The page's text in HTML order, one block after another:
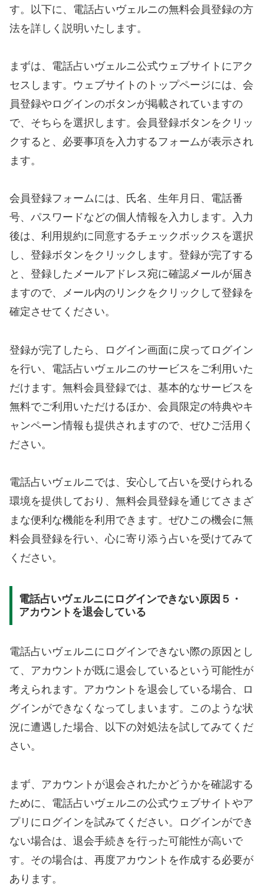
す。以下に、電話占いヴェルニの無料会員登録の方
法を詳しく説明いたします。
まずは、電話占いヴェルニ公式ウェブサイトにアク
セスします。ウェブサイトのトップページには、会
員登録やログインのボタンが掲載されていますの
で、そちらを選択します。会員登録ボタンをクリッ
クすると、必要事項を入力するフォームが表示され
ます。
会員登録フォームには、氏名、生年月日、電話番
号、パスワードなどの個人情報を入力します。入力
後は、利用規約に同意するチェックボックスを選択
し、登録ボタンをクリックします。登録が完了する
と、登録したメールアドレス宛に確認メールが届き
ますので、メール内のリンクをクリックして登録を
確定させてください。
登録が完了したら、ログイン画面に戻ってログイン
を行い、電話占いヴェルニのサービスをご利用いた
だけます。無料会員登録では、基本的なサービスを
無料でご利用いただけるほか、会員限定の特典やキ
ャンペーン情報も提供されますので、ぜひご活用く
ださい。
電話占いヴェルニでは、安心して占いを受けられる
環境を提供しており、無料会員登録を通じてさまざ
まな便利な機能を利用できます。ぜひこの機会に無
料会員登録を行い、心に寄り添う占いを受けてみて
ください。
電話占いヴェルニにログインできない原因５・
アカウントを退会している
電話占いヴェルニにログインできない際の原因とし
て、アカウントが既に退会しているという可能性が
考えられます。アカウントを退会している場合、ロ
グインができなくなってしまいます。このような状
況に遭遇した場合、以下の対処法を試してみてくだ
さい。
まず、アカウントが退会されたかどうかを確認する
ために、電話占いヴェルニの公式ウェブサイトやア
プリにログインを試みてください。ログインができ
ない場合は、退会手続きを行った可能性が高いで
す。その場合は、再度アカウントを作成する必要が
あります。